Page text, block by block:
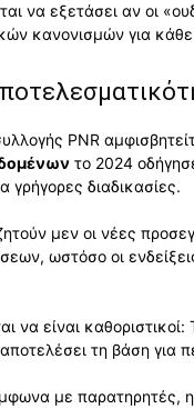
να εξετάσει αν οι
κανονισμών για
PNR
το 2024
γρήγορες διαδικασίες.
μεν οι νέες
ωστόσο οι
να είναι
τη βάση για
με παρατηρητές,